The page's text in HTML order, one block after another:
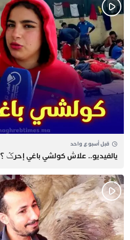
قبل أسبوع واحد
يالفيديو.. علاش كولشي باغي إحرݣ ؟